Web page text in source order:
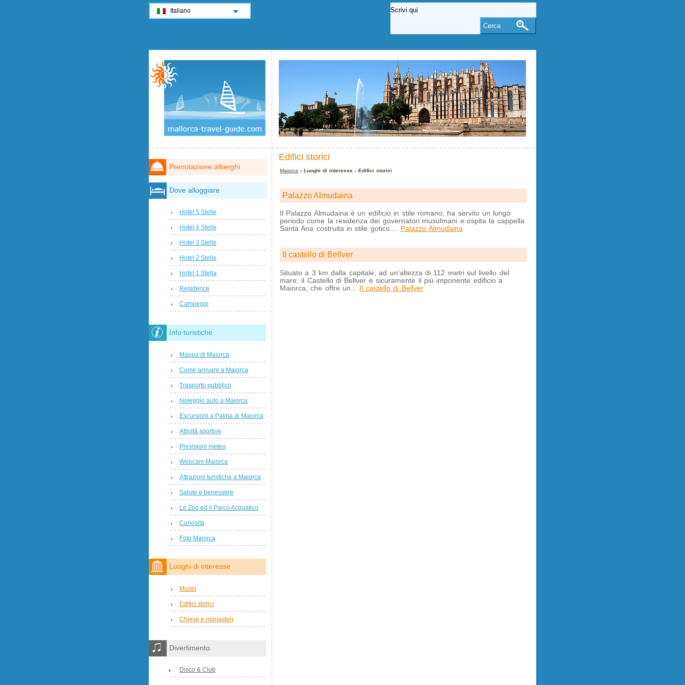
Edifici storici
Maiorca › Luoghi di interesse - Edifici storici
Palazzo Almudaina
Il Palazzo Almudaina è un edificio in stile romano, ha servito un lungo
periodo come la residenza dei governatori musulmani e ospita la cappella
Santa Ana costruita in stile gotico.... Palazzo Almudaina
Il castello di Bellver
Situato a 3 km dalla capitale, ad un'altezza di 112 metri sul livello del
mare, il Castello di Bellver è sicuramente il più imponente edificio a
Maiorca, che offre un...
Il castello di Bellver
Prenotazione alberghi
Dove alloggiare
Hotel 5 Stelle
Hotel 4 Stelle
Hotel 3 Stelle
Hotel 2 Stelle
Hotel 1 Stella
Residence
Campeggi
Info turistiche
Mappa di Maiorca
Come arrivare a Maiorca
Trasporto pubblico
Noleggio auto a Maiorca
Escursioni a Palma di Maiorca
Attività sportive
Previsioni meteo
Webcam Maiorca
Attrazioni turistiche a Maiorca
Salute e benessere
Lo Zoo ed il Parco Acquatico
Curiosità
Foto Maiorca
Luoghi di interesse
Musei
Edifici storici
Chiese e monasteri
Divertimento
Disco & Club
Italiano
Cerca